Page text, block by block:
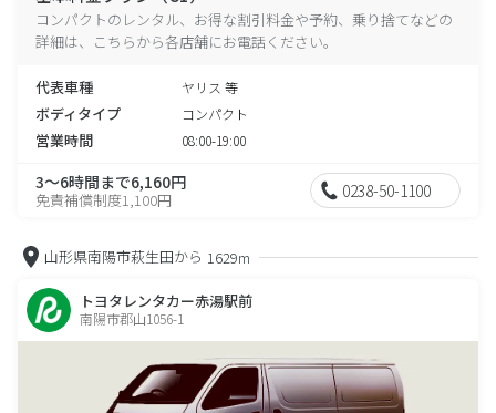
コンパクトのレンタル、お得な割引料金や予約、乗り捨てなどの
詳細は、こちらから各店舗にお電話ください。
代表車種 ヤリス 等
ボディタイプ コンパクト
営業時間 08:00-19:00
3～6時間まで6,160円
免責補償制度1,100円 0238-50-1100
山形県南陽市萩生田から 1629m
トヨタレンタカー赤湯駅前
南陽市郡山1056-1